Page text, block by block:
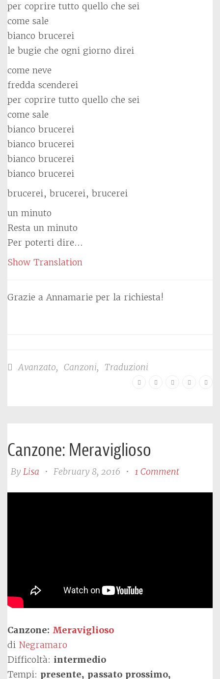
per coprire tutto quello che sei
come sale
bianco brucerei
le bugie che ogni giorno direi
come neve
fredda scenderei
per coprire tutto quello che sei
come sale
bianco brucerei
bianco brucerei
bianco brucerei
bianco brucerei
brucerei, brucerei, brucerei
un minuto
Resta un minuto
Per poterti dire…
Show Translation
Grazie a Annamarie per la richiesta!
Avanzato, Canzoni, Traduzioni
Canzone: Meraviglioso
By Lisa • February 8, 2016 • 1 Comment
Canzone: Meraviglioso
di Negramaro
Difficoltà: intermedio
Tempi: presente, passato prossimo,